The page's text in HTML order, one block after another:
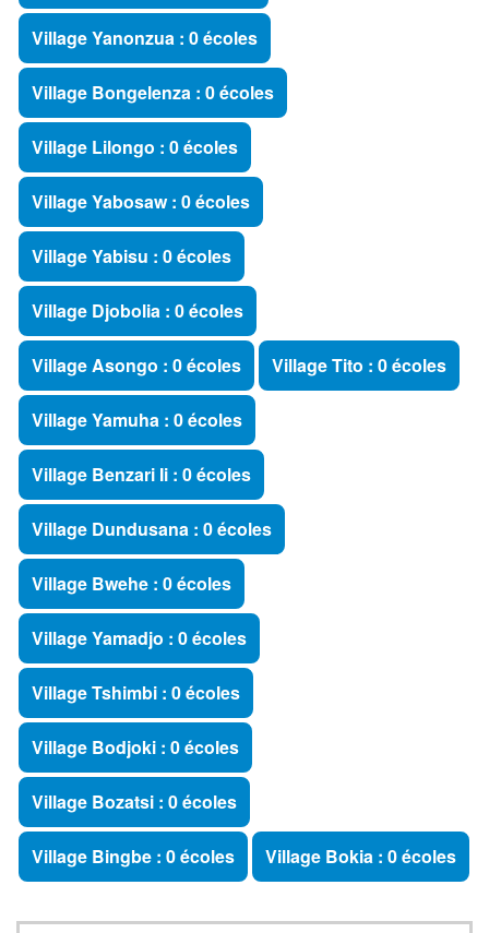
Village Yanonzua : 0 écoles
Village Bongelenza : 0 écoles
Village Lilongo : 0 écoles
Village Yabosaw : 0 écoles
Village Yabisu : 0 écoles
Village Djobolia : 0 écoles
Village Asongo : 0 écoles Village Tito : 0 écoles
Village Yamuha : 0 écoles
Village Benzari Ii : 0 écoles
Village Dundusana : 0 écoles
Village Bwehe : 0 écoles
Village Yamadjo : 0 écoles
Village Tshimbi : 0 écoles
Village Bodjoki : 0 écoles
Village Bozatsi : 0 écoles
Village Bingbe : 0 écoles Village Bokia : 0 écoles